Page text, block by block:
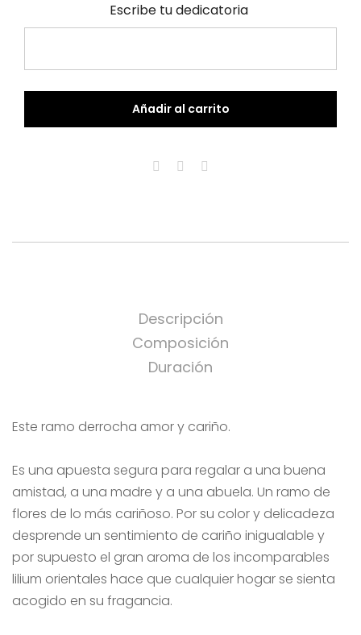
Escribe tu dedicatoria
Añadir al carrito
Descripción
Composición
Duración
Este ramo derrocha amor y cariño.
Es una apuesta segura para regalar a una buena
amistad, a una madre y a una abuela. Un ramo de
flores de lo más cariñoso. Por su color y delicadeza
desprende un sentimiento de cariño inigualable y
por supuesto el gran aroma de los incomparables
lilium orientales hace que cualquier hogar se sienta
acogido en su fragancia.